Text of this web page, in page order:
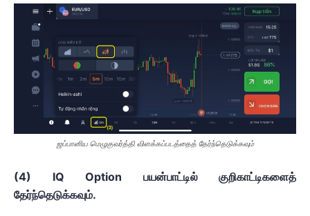
ஜப்பானிய மெழுகுவர்த்தி விளக்கப்படத்தைத் தேர்ந்தெடுக்கவும்
(4) IQ Option பயன்பாட்டில் குறிகாட்டிகளைத்
தேர்ந்தெடுக்கவும்.